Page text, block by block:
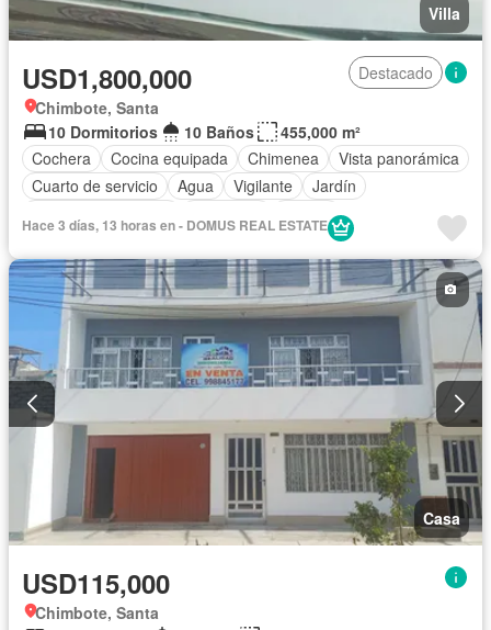
Villa
USD1,800,000
Destacado
Chimbote, Santa
10 Dormitorios
10 Baños
455,000 m²
Cochera
Cocina equipada Chimenea
Vista panorámica
Cuarto de servicio
Agua Vigilante
Jardín
Hace 3 días, 13 horas en - DOMUS REAL ESTATE
Casa
USD115,000
Chimbote, Santa